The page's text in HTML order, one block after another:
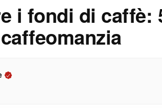
i fondi di caffè: